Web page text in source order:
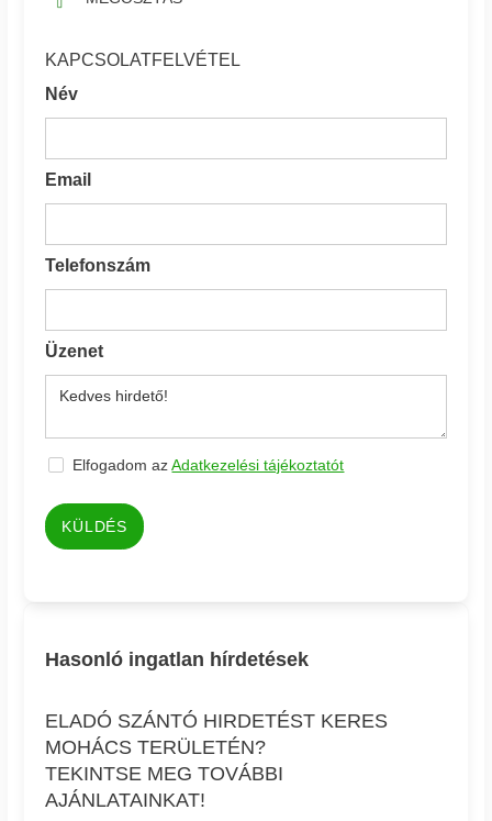
KAPCSOLATFELVÉTEL
Név
Email
Telefonszám
Üzenet
Elfogadom azAdatkezelési tájékoztatót
KÜLDÉS
Hasonló ingatlan hírdetések
ELADÓ SZÁNTÓ HIRDETÉST KERES
MOHÁCS TERÜLETÉN?
TEKINTSE MEG TOVÁBBI
AJÁNLATAINKAT!